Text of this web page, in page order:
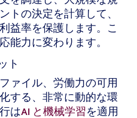
トの決定を計算して、
益率を保護します。こ
能力に変わります。
ト
ァイル、労働力の可用
する、非常に動的な環
はAI と機械学習を適用